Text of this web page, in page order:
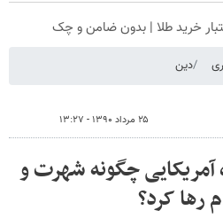
دین
۲۵ مرداد ۱۳۹۰ - ۱۳:۲۷
چگونه شهرت و
رها کرد؟